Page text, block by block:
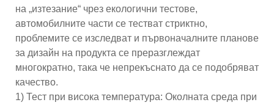
на „изтезание“ чрез екологични тестове,
автомобилните части се тестват стриктно,
проблемите се изследват и първоначалните планове
за дизайн на продукта се преразглеждат
многократно, така че непрекъснато да се подобряват
качество.
1) Тест при висока температура: Околната среда при